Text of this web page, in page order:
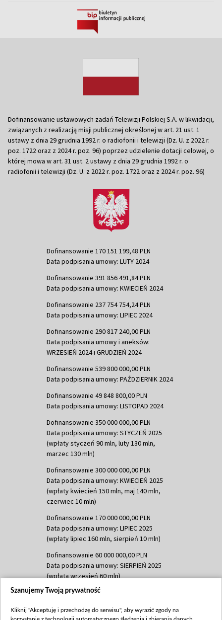
Dofinansowanie ustawowych zadań Telewizji Polskiej S.A. w likwidacji,
związanych z realizacją misji publicznej określonej w art. 21 ust. 1
ustawy z dnia 29 grudnia 1992 r. o radiofonii i telewizji (Dz. U. z 2022 r.
poz. 1722 oraz z 2024 r. poz. 96) poprzez udzielenie dotacji celowej, o
której mowa w art. 31 ust. 2 ustawy z dnia 29 grudnia 1992 r. o
radiofonii i telewizji (Dz. U. z 2022 r. poz. 1722 oraz z 2024 r. poz. 96)
Dofinansowanie 170 151 199,48 PLN
Data podpisania umowy: LUTY 2024
Dofinansowanie 391 856 491,84 PLN
Data podpisania umowy: KWIECIEŃ 2024
Dofinansowanie 237 754 754,24 PLN
Data podpisania umowy: LIPIEC 2024
Dofinansowanie 290 817 240,00 PLN
Data podpisania umowy i aneksów:
WRZESIEŃ 2024 i GRUDZIEŃ 2024
Dofinansowanie 539 800 000,00 PLN
Data podpisania umowy: PAŹDZIERNIK 2024
Dofinansowanie 49 848 800,00 PLN
Data podpisania umowy: LISTOPAD 2024
Dofinansowanie 350 000 000,00 PLN
Data podpisania umowy: STYCZEŃ 2025
(wpłaty styczeń 90 mln, luty 130 mln,
marzec 130 mln)
Dofinansowanie 300 000 000,00 PLN
Data podpisania umowy: KWIECIEŃ 2025
(wpłaty kwiecień 150 mln, maj 140 mln,
czerwiec 10 mln)
Dofinansowanie 170 000 000,00 PLN
Data podpisania umowy: LIPIEC 2025
(wpłaty lipiec 160 mln, sierpień 10 mln)
Dofinansowanie 60 000 000,00 PLN
Data podpisania umowy: SIERPIEŃ 2025
(wpłata wrzesień 60 mln)
Dofinansowanie 635 783 051,21 PLN
(wpłata wrzesień 100 mln, październik 350
Szanujemy Twoją prywatność
Kliknij "Akceptuję i przechodzę do serwisu", aby wyrazić zgody na